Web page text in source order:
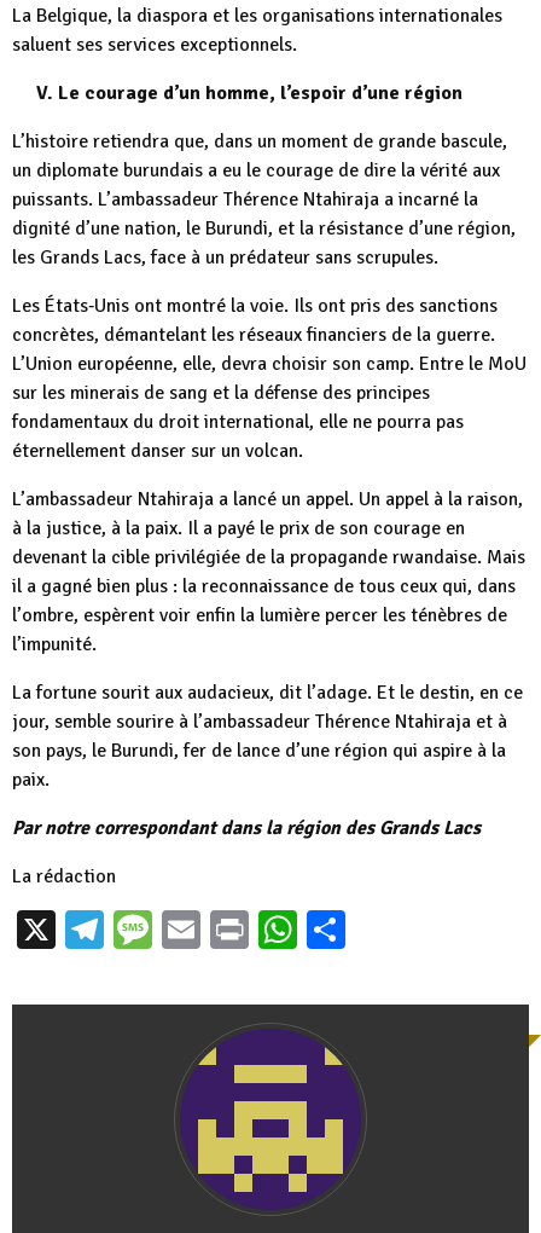
La Belgique, la diaspora et les organisations internationales
saluent ses services exceptionnels.
V. Le courage d’un homme, l’espoir d’une région
L’histoire retiendra que, dans un moment de grande bascule,
un diplomate burundais a eu le courage de dire la vérité aux
puissants. L’ambassadeur Thérence Ntahiraja a incarné la
dignité d’une nation, le Burundi, et la résistance d’une région,
les Grands Lacs, face à un prédateur sans scrupules.
Les États‑Unis ont montré la voie. Ils ont pris des sanctions
concrètes, démantelant les réseaux financiers de la guerre.
L’Union européenne, elle, devra choisir son camp. Entre le MoU
sur les minerais de sang et la défense des principes
fondamentaux du droit international, elle ne pourra pas
éternellement danser sur un volcan.
L’ambassadeur Ntahiraja a lancé un appel. Un appel à la raison,
à la justice, à la paix. Il a payé le prix de son courage en
devenant la cible privilégiée de la propagande rwandaise. Mais
il a gagné bien plus : la reconnaissance de tous ceux qui, dans
l’ombre, espèrent voir enfin la lumière percer les ténèbres de
l’impunité.
La fortune sourit aux audacieux, dit l’adage. Et le destin, en ce
jour, semble sourire à l’ambassadeur Thérence Ntahiraja et à
son pays, le Burundi, fer de lance d’une région qui aspire à la
paix.
Par notre correspondant dans la région des Grands Lacs
La rédaction
X Telegram
Message
EmailPrintWhatsApp